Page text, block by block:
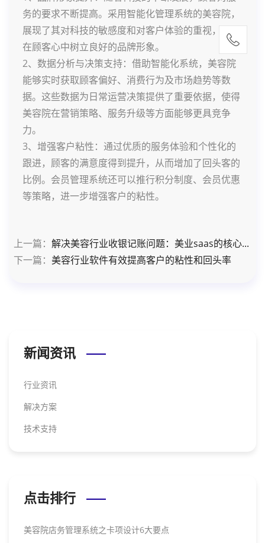
务的要求不断提高。采用智能化管理系统的美容院，
展现了其对科技的敏感度和对客户体验的重视，能够
在顾客心中树立良好的品牌形象。
2、数据分析与决策支持：借助智能化系统，美容院
能够实时获取顾客偏好、消费行为及市场趋势等数
据。这些数据为日常运营决策提供了重要依据，使得
美容院在营销策略、服务升级等方面能够更具竞争
力。
3、增强客户粘性：通过优质的服务体验和个性化的
跟进，顾客的满意度得到提升，从而增加了回头客的
比例。会员管理系统还可以推行积分制度、会员优惠
等策略，进一步增强客户的粘性。
上一篇： 解决美容行业收银记账问题：美业saas的核心...
下一篇： 美容行业软件有效提高客户的粘性和回头率
新闻资讯
行业资讯
解决方案
技术支持
点击排行
美容院店务管理系统之卡项设计6大要点